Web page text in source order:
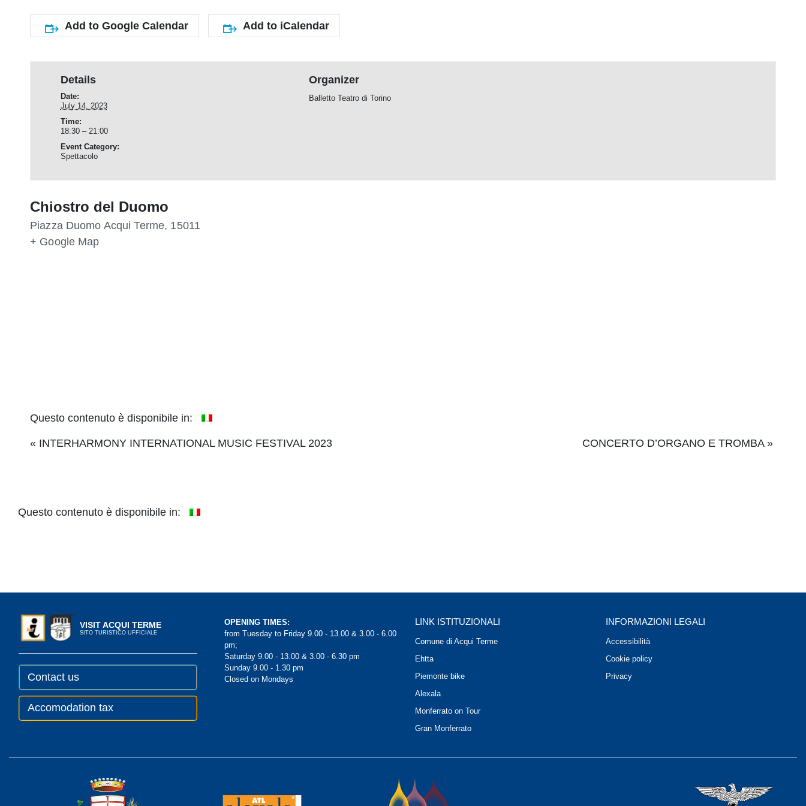
Add to Google Calendar Add to iCalendar
Details
Date:
July 14, 2023
Time:
18:30 – 21:00
Event Category:
Spettacolo
Organizer
Balletto Teatro di Torino
Chiostro del Duomo
Piazza Duomo Acqui Terme, 15011
+ Google Map
Questo contenuto è disponibile in:
Event
« INTERHARMONY INTERNATIONAL MUSIC FESTIVAL 2023 CONCERTO D’ORGANO E TROMBA »
Questo contenuto è disponibile in:
VISIT ACQUI TERME
SITO TURISTICO UFFICIALE
Contact us
Accomodation tax
OPENING TIMES:
from Tuesday to Friday 9.00 - 13.00 & 3.00 - 6.00
pm;
Saturday 9.00 - 13.00 & 3.00 - 6.30 pm
Sunday 9.00 - 1.30 pm
Closed on Mondays
LINK ISTITUZIONALI
Comune di Acqui Terme
Ehtta
Piemonte bike
Alexala
Monferrato on Tour
Gran Monferrato
INFORMAZIONI LEGALI
Accessibilità
Cookie policy
Privacy